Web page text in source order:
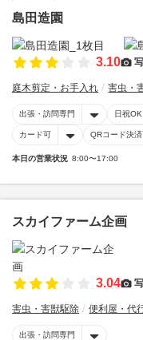
島田造園
3.10
庭木剪定・お手入れ 害虫・
出張・訪問専門 日祝OK
カード可 QRコード決
本日の営業状況 8:00〜17:00
スカイファーム企画
3.04
害虫・害獣駆除 便利屋・代
出張・訪問専門